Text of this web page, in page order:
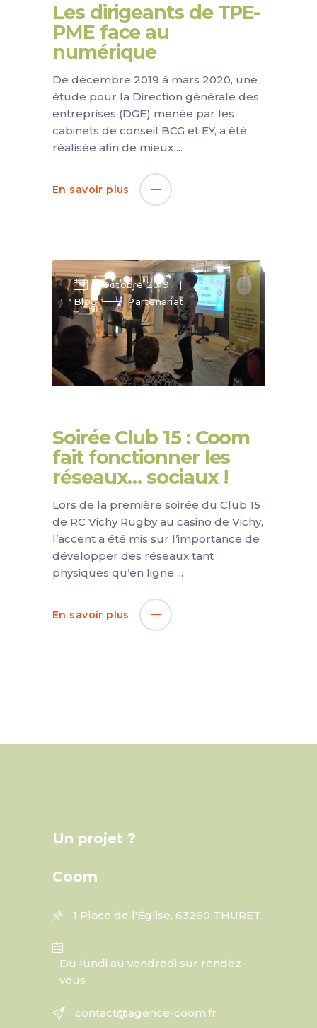
Les dirigeants de TPE-
PME face au
numérique
De décembre 2019 à mars 2020, une
étude pour la Direction générale des
entreprises (DGE) menée par les
cabinets de conseil BCG et EY, a été
réalisée afin de mieux
En savoir plus
1 Octobre 2019
Blog
Partenariat
Soirée Club 15 : Coom
fait fonctionner les
réseaux… sociaux !
Lors de la première soirée du Club 15
de RC Vichy Rugby au casino de Vichy,
l’accent a été mis sur l’importance de
développer des réseaux tant
physiques qu’en ligne
En savoir plus
Un projet ?
Coom
1 Place de l'Église, 63260 THURET
Du lundi au vendredi sur rendez-
vous
contact@agence-coom.fr